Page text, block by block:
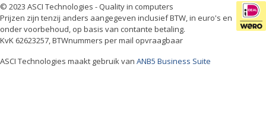
© 2023 ASCI Technologies - Quality in computers
Prijzen zijn tenzij anders aangegeven inclusief BTW, in euro's en
onder voorbehoud, op basis van contante betaling.
KvK 62623257, BTWnummers per mail opvraagbaar
ASCI Technologies maakt gebruik van ANB5 Business Suite